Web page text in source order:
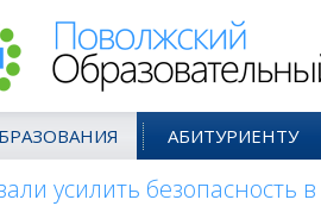
АБИТУРИЕНТУ
усилить безопасность